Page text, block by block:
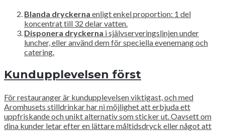
Blanda dryckerna enligt enkel proportion: 1 del
koncentrat till 32 delar vatten.
Disponera dryckerna i självserveringslinjen under
luncher, eller använd dem för speciella evenemang och
catering.
Kundupplevelsen först
För restauranger är kundupplevelsen viktigast, och med
Aromhusets stilldrinkar har ni möjlighet att erbjuda ett
uppfriskande och unikt alternativ som sticker ut. Oavsett om
dina kunder letar efter en lättare måltidsdryck eller något att